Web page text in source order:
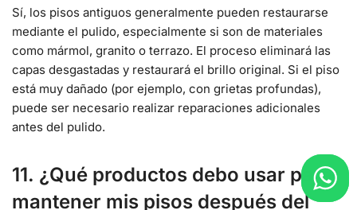
Sí, los pisos antiguos generalmente pueden restaurarse
mediante el pulido, especialmente si son de materiales
como mármol, granito o terrazo. El proceso eliminará las
capas desgastadas y restaurará el brillo original. Si el piso
está muy dañado (por ejemplo, con grietas profundas),
puede ser necesario realizar reparaciones adicionales
antes del pulido.
11. ¿Qué productos debo usar para
mantener mis pisos después del